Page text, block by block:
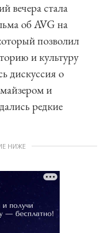
вечера стала
об AVG на
позволил
и культуру
дискуссия о
и
редкие
НИЖЕ